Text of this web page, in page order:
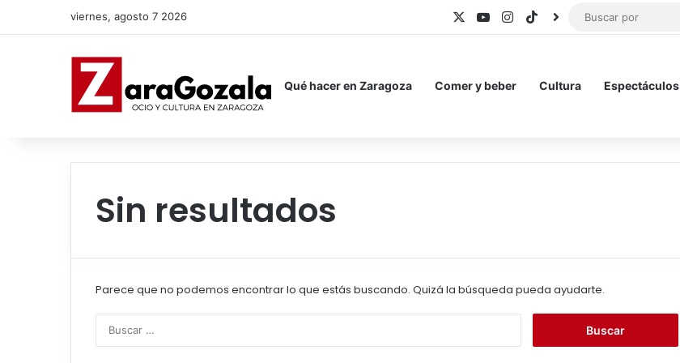
viernes, agosto 7 2026 YouTubeInstagram
TikTokBlueSky
Qué hacer en Zaragoza Comer y beber Cultura Espectáculos
Sin resultados
Parece que no podemos encontrar lo que estás buscando. Quizá la búsqueda pueda ayudarte.